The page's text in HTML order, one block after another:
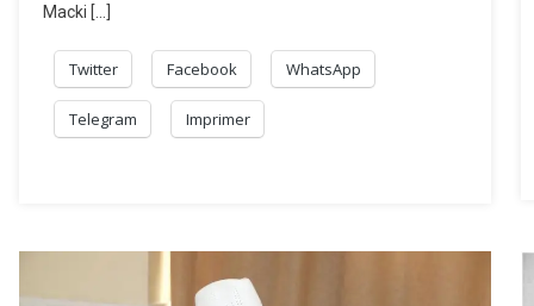
Macki […]
Twitter Facebook WhatsApp
Telegram Imprimer